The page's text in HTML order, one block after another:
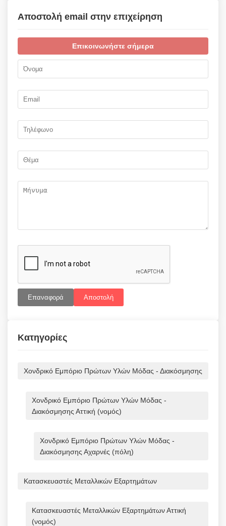
Αποστολή email στην επιχείρηση
Επικοινωνήστε σήμερα
Επαναφορά Αποστολή
Κατηγορίες
Χονδρικό Εμπόριο Πρώτων Υλών Μόδας - Διακόσμησης
Χονδρικό Εμπόριο Πρώτων Υλών Μόδας -
Διακόσμησης Αττική (νομός)
Χονδρικό Εμπόριο Πρώτων Υλών Μόδας -
Διακόσμησης Αχαρνές (πόλη)
Κατασκευαστές Μεταλλικών Εξαρτημάτων
Κατασκευαστές Μεταλλικών Εξαρτημάτων Αττική
(νομός)